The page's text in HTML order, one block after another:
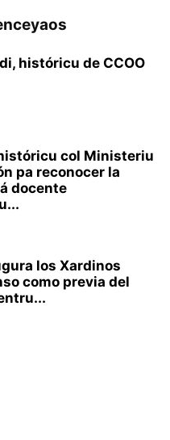
históricu de CCOO
col Ministeriu
pa reconocer la
docente
los Xardinos
como previa del